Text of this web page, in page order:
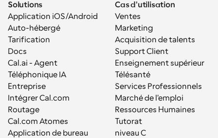
Solutions
Application iOS/Android
Auto-hébergé
Tarification
Docs
Cal.ai - Agent
Téléphonique IA
Entreprise
Intégrer Cal.com
Routage
Cal.com Atomes
Application de bureau
Cas d'utilisation
Ventes
Marketing
Acquisition de talents
Support Client
Enseignement supérieur
Télésanté
Services Professionnels
Marché de l'emploi
Ressources Humaines
Tutorat
niveau C